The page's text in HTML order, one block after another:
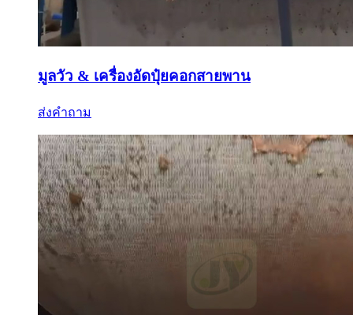
มูลวัว & เครื่องอัดปุ๋ยคอกสายพาน
ส่งคำถาม